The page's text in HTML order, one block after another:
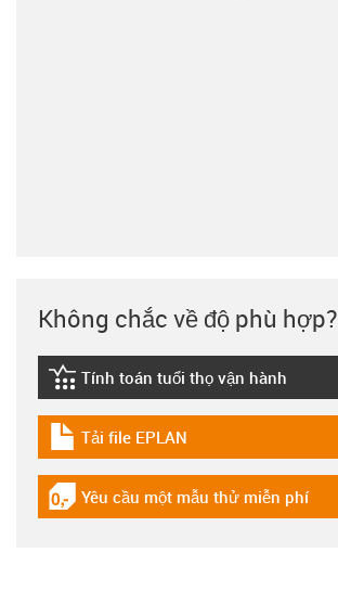
Không chắc về độ phù hợp?
igus-icon-lebensdauerrechner
Tính toán tuổi thọ vận hành
igus-icon-download-plan
Tải file EPLAN
igus-icon-gratismuster
Yêu cầu một mẫu thử miễn phí